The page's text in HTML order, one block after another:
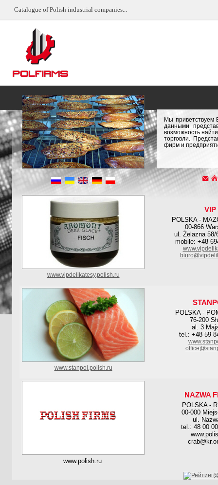
Catalogue of Polish industrial companies...
Мы приветствуем
данными
возможность
торговли.
фирм и
VIP
POLSKA -
00-866
ul. Żelazna 58/
mobile: +48
www.vipdelikatesy.polish.ru
POLSKA -
76-200
al. 3
tel.: +48 59
www.stanpol.polish.ru
NAZWA
POLSKA -
00-000
ul.
tel.: 48 00
www.polish.ru